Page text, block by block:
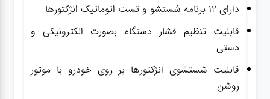
دارای ۱۲ برنامه شستشو و تست اتوماتیک انژکتورها
قابلیت تنظیم فشار دستگاه بصورت الکترونیکی و
دستی
قابلیت شستشوی انژکتورها بر روی خودرو با موتور
روشن